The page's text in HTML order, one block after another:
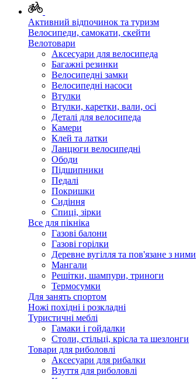
Активний відпочинок та туризм
Велосипеди, самокати, скейти
Велотовари
Аксесуари для велосипеда
Багажні резинки
Велосипедні замки
Велосипедні насоси
Втулки
Втулки, каретки, вали, осі
Деталі для велосипеда
Камери
Клей та латки
Ланцюги велосипедні
Ободи
Підшипники
Педалі
Покришки
Сидіння
Спиці, зірки
Все для пікніка
Газові балони
Газові горілки
Деревне вугілля та пов'язане з ними
Мангали
Решітки, шампури, триноги
Термосумки
Для занять спортом
Ножі похідні і розкладні
Туристичні меблі
Гамаки і гойдалки
Столи, стільці, крісла та шезлонги
Товари для риболовлі
Аксесуари для рибалки
Взуття для риболовлі